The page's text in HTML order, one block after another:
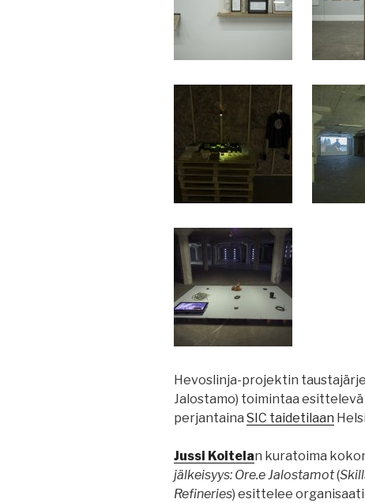
Hevoslinja-projektin
Jalostamo) toimintaa
perjantaina SIC taidetilaan
Jussi Koitelan kuratoima
jälkeisyys: Ore.e Jalostamot(
Refineries) esittelee